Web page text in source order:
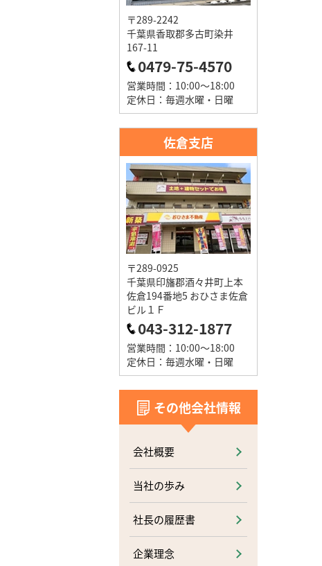
〒289-2242
千葉県香取郡多古町染井
167-11
0479-75-4570
営業時間：10:00～18:00
定休日：毎週水曜・日曜
佐倉支店
〒289-0925
千葉県印旛郡酒々井町上本
佐倉194番地5 おひさま佐倉
ビル１Ｆ
043-312-1877
営業時間：10:00～18:00
定休日：毎週水曜・日曜
その他会社情報
会社概要
当社の歩み
社長の履歴書
企業理念